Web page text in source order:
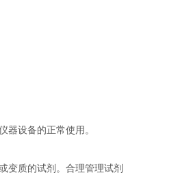
设备的正常使用。
质的试剂。合理管理试剂